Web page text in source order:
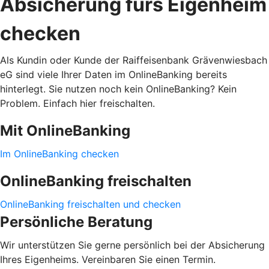
checken
Als Kundin oder Kunde der Raiffeisenbank Grävenwiesbach
eG sind viele Ihrer Daten im OnlineBanking bereits
hinterlegt. Sie nutzen noch kein OnlineBanking? Kein
Problem. Einfach hier freischalten.
Mit OnlineBanking
Im OnlineBanking checken
OnlineBanking freischalten
OnlineBanking freischalten und checken
Persönliche Beratung
Wir unterstützen Sie gerne persönlich bei der Absicherung
Ihres Eigenheims. Vereinbaren Sie einen Termin.